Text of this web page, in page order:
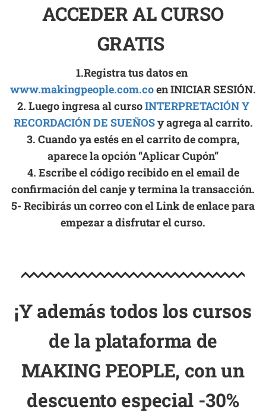
ACCEDER AL CURSO
GRATIS
1.Registra tus datos en
www.makingpeople.com.coen INICIAR SESIÓN.
2. Luego ingresa al cursoINTERPRETACIÓN Y
RECORDACIÓN DE SUEÑOSy agrega al carrito.
3. Cuando ya estés en el carrito de compra,
aparece la opción “Aplicar Cupón”
4. Escribe el código recibido en el email de
confirmación del canje y termina la transacción.
5- Recibirás un correo con el Link de enlace para
empezar a disfrutar el curso.
¡Y además todos los cursos
de la plataforma de
MAKING PEOPLE, con un
descuento especial -30%